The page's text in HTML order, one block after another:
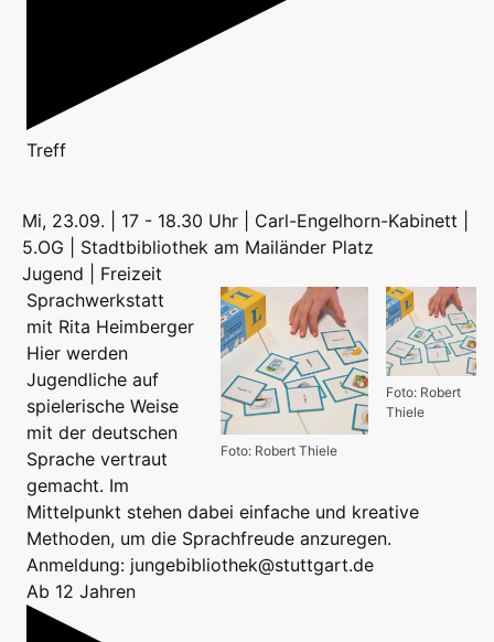
Treff
Mi, 23.09. | 17 - 18.30 Uhr | Carl-Engelhorn-Kabinett |
5.OG | Stadtbibliothek am Mailänder Platz
Jugend | Freizeit
Foto: Robert
Thiele
Foto: Robert Thiele
Sprachwerkstatt
mit Rita Heimberger
Hier werden
Jugendliche auf
spielerische Weise
mit der deutschen
Sprache vertraut
gemacht. Im
Mittelpunkt stehen dabei einfache und kreative
Methoden, um die Sprachfreude anzuregen.
Anmeldung: jungebibliothek@stuttgart.de
Ab 12 Jahren